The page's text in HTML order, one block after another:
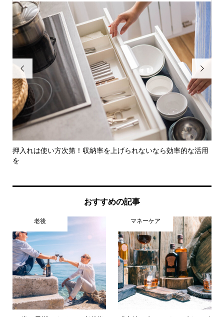

押入れは使い方次第！収納率を上げられないなら効率的な活用
を

おすすめの記事
老後 マネーケア